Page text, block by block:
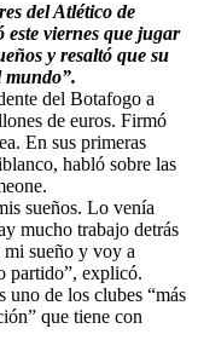
del Atlético de
viernes que jugar
y resaltó que su
mundo”.
del Botafogo a
de euros. Firmó
En sus primeras
habló sobre las
sueños. Lo venía
mucho trabajo detrás
sueño y voy a
partido”, explicó.
de los clubes “más
que tiene con